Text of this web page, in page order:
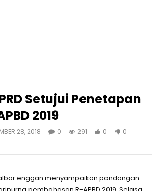
Setujui Penetapan
2019
28, 2018 0 291 0 0
enggan menyampaikan pandangan